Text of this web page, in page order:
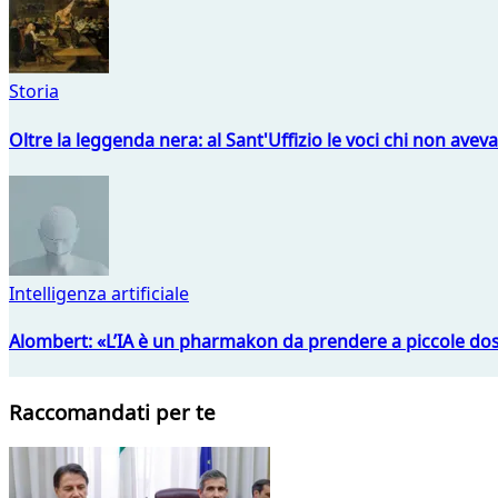
Storia
Oltre la leggenda nera: al Sant'Uffizio le voci chi non
Intelligenza artificiale
Alombert: «L’IA è un pharmakon da prendere a piccole
Raccomandati per te